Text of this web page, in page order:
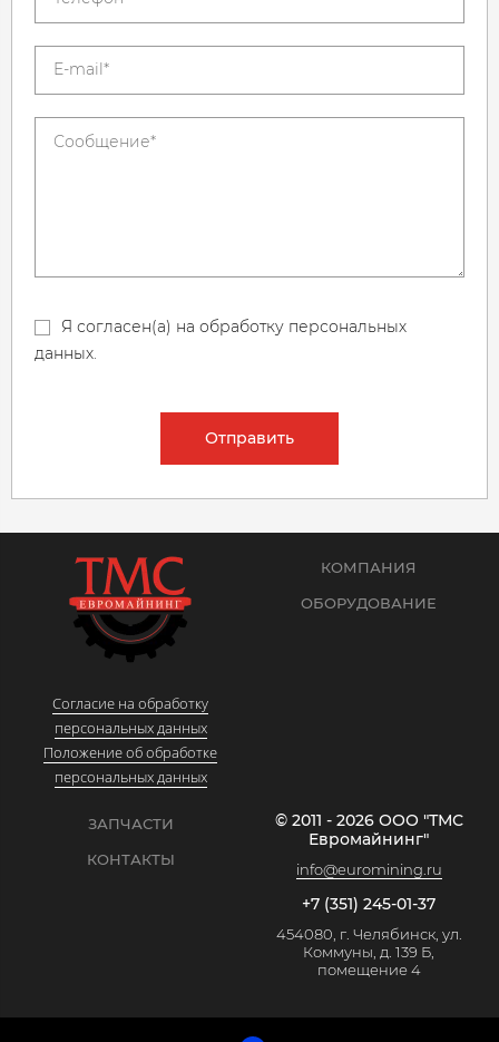
Я согласен(а) на обработку персональных
данных.
Отправить
Согласие на обработку
персональных данных
Положение об обработке
персональных данных
КОМПАНИЯ
ОБОРУДОВАНИЕ
ЗАПЧАСТИ
КОНТАКТЫ
© 2011 - 2026 ООО "ТМС
Евромайнинг"
info@euromining.ru
+7 (351) 245-01-37
454080, г. Челябинск, ул.
Коммуны, д. 139 Б,
помещение 4